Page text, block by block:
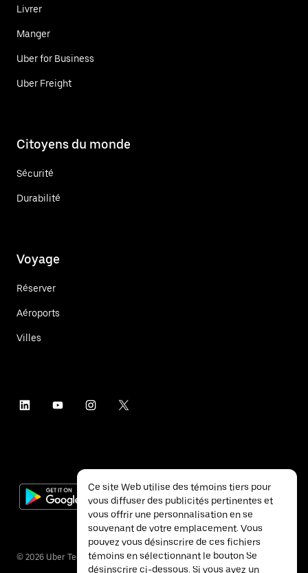
Livrer
Manger
Uber for Business
Uber Freight
Citoyens du monde
Sécurité
Durabilité
Voyage
Réserver
Aéroports
Villes
© 2026 Uber Technologies inc.
Ce site Web utilise des témoins tiers pour
vous diffuser des publicités pertinentes et
vous offrir une personnalisation en se
souvenant de votre emplacement. Vous
pouvez vous désinscrire de ces fichiers
témoins en sélectionnant le bouton Se
désinscrire ci-dessous. Si vous avez un